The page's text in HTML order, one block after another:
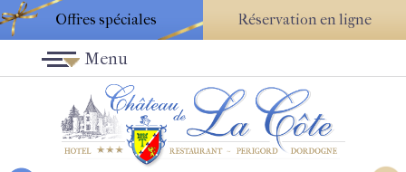
Offres spéciales Réservation en ligne
Menu